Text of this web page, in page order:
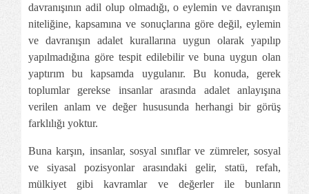
davranışının adil olup olmadığı, o eylemin ve davranışın
niteliğine, kapsamına ve sonuçlarına göre değil, eylemin
ve davranışın adalet kurallarına uygun olarak yapılıp
yapılmadığına göre tespit edilebilir ve buna uygun olan
yaptırım bu kapsamda uygulanır. Bu konuda, gerek
toplumlar gerekse insanlar arasında adalet anlayışına
verilen anlam ve değer hususunda herhangi bir görüş
farklılığı yoktur.
Buna karşın, insanlar, sosyal sınıflar ve zümreler, sosyal
ve siyasal pozisyonlar arasındaki gelir, statü, refah,
mülkiyet gibi kavramlar ve değerler ile bunların